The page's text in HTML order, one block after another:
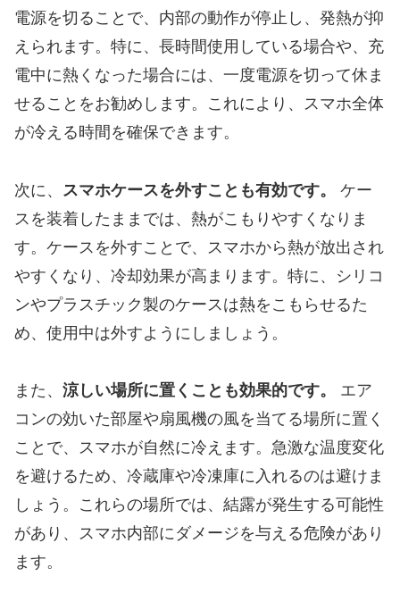
電源を切ることで、内部の動作が停止し、発熱が抑
えられます。特に、長時間使用している場合や、充
電中に熱くなった場合には、一度電源を切って休ま
せることをお勧めします。これにより、スマホ全体
が冷える時間を確保できます。
次に、 スマホケースを外すことも有効です。
ケー
スを装着したままでは、熱がこもりやすくなりま
す。ケースを外すことで、スマホから熱が放出され
やすくなり、冷却効果が高まります。特に、シリコ
ンやプラスチック製のケースは熱をこもらせるた
め、使用中は外すようにしましょう。
また、 涼しい場所に置くことも効果的です。
エア
コンの効いた部屋や扇風機の風を当てる場所に置く
ことで、スマホが自然に冷えます。急激な温度変化
を避けるため、冷蔵庫や冷凍庫に入れるのは避けま
しょう。これらの場所では、結露が発生する可能性
があり、スマホ内部にダメージを与える危険があり
ます。